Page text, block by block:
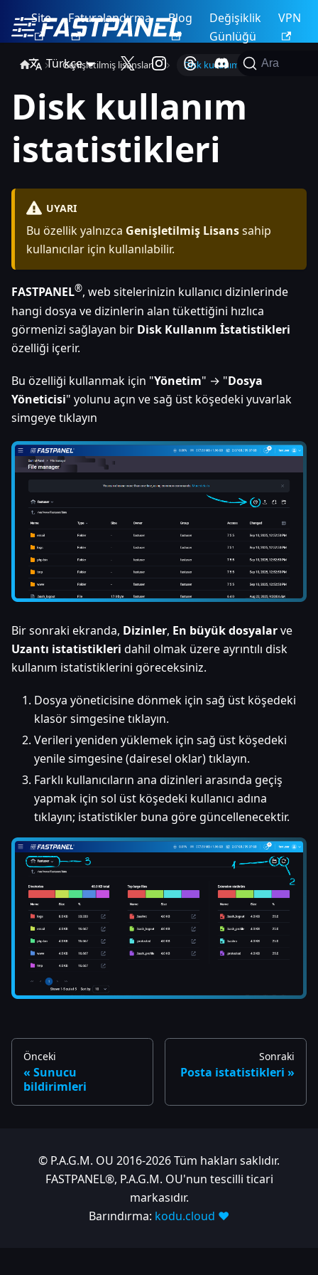
Site Faturalandırma Blog
Değişiklik
Günlüğü
VPN
Türkçe Ara
Genişletilmiş lisanslar Disk kullanım istatistikleri
Disk kullanım
istatistikleri
UYARI
Bu özellik yalnızca Genişletilmiş Lisanssahip
kullanıcılar için kullanılabilir.
FASTPANEL®, web sitelerinizin kullanıcı dizinlerinde
hangi dosya ve dizinlerin alan tükettiğini hızlıca
görmenizi sağlayan bir Disk Kullanım İstatistikleri
özelliği içerir.
Bu özelliği kullanmak için "Yönetim" → "Dosya
Yöneticisi" yolunu açın ve sağ üst köşedeki yuvarlak
simgeye tıklayın
Bir sonraki ekranda, Dizinler, En büyük dosyalarve
Uzantı istatistikleri dahil olmak üzere ayrıntılı disk
kullanım istatistiklerini göreceksiniz.
Dosya yöneticisine dönmek için sağ üst köşedeki
klasör simgesine tıklayın.
Verileri yeniden yüklemek için sağ üst köşedeki
yenile simgesine (dairesel oklar) tıklayın.
Farklı kullanıcıların ana dizinleri arasında geçiş
yapmak için sol üst köşedeki kullanıcı adına
tıklayın; istatistikler buna göre güncellenecektir.
Önceki
Sunucu
bildirimleri
Sonraki
Posta istatistikleri
© P.A.G.M. OU 2016-2026 Tüm hakları saklıdır.
FASTPANEL®, P.A.G.M. OU'nun tescilli ticari
markasıdır.
Barındırma: kodu.cloud ❤️